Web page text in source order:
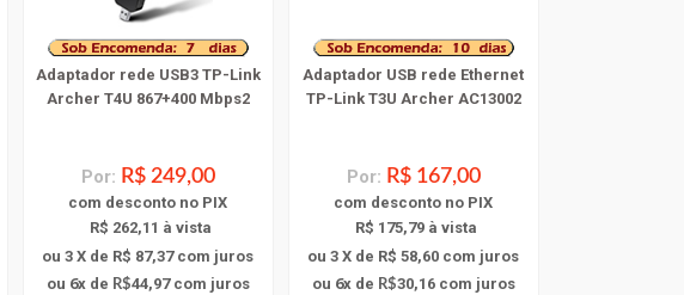
Adaptador rede USB3 TP-Link
Archer T4U 867+400 Mbps2
Por: R$ 249,00
com desconto no PIX
R$ 262,11 à vista
ou 3 X de R$ 87,37com juros
ou 6x de R$44,97com juros
Adaptador USB rede Ethernet
TP-Link T3U Archer AC13002
Por: R$ 167,00
com desconto no PIX
R$ 175,79 à vista
ou 3 X de R$ 58,60 com juros
ou 6x de R$30,16com juros